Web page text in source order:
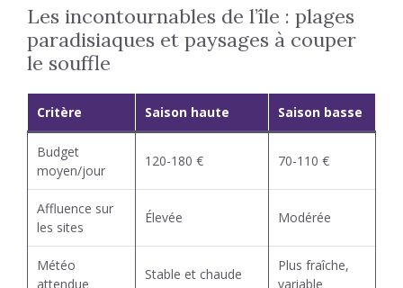
Les incontournables de l’île : plages
paradisiaques et paysages à couper
le souffle
Critère Saison haute Saison basse
Budget
moyen/jour
120-180 € 70-110 €
Affluence sur
les sites
Élevée Modérée
Météo
attendue
Stable et chaude
Plus fraîche,
variable